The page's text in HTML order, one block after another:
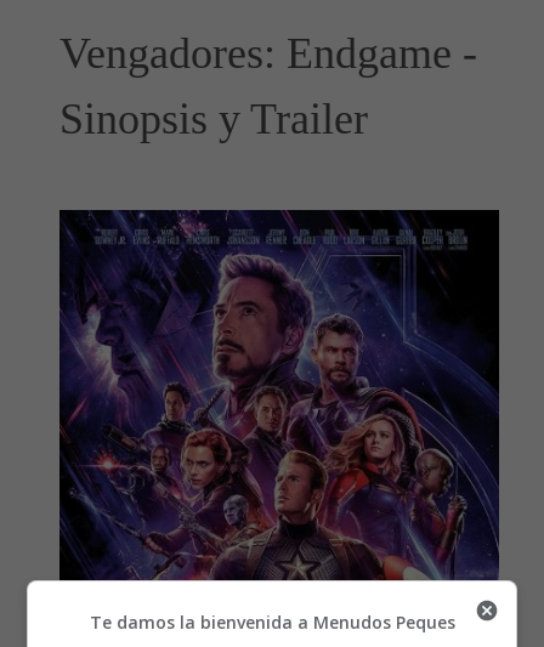
Vengadores: Endgame -
Sinopsis y Trailer
Te damos la bienvenida a Menudos Peques